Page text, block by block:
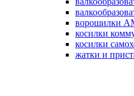
ворошилки
косилки
косилки
жатки и